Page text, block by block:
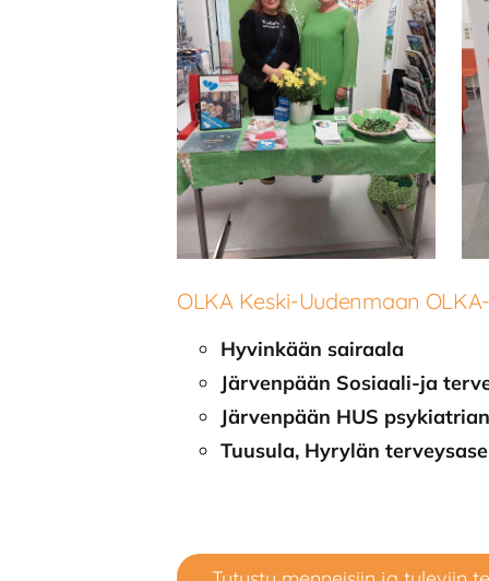
OLKA Keski-Uudenmaan
Hyvinkään sairaala
Järvenpään Sosiaali-ja
Järvenpään HUS
Tuusula, Hyrylän